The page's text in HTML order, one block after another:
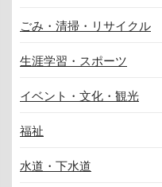
ごみ・清掃・リサイクル
生涯学習・スポーツ
イベント・文化・観光
福祉
水道・下水道